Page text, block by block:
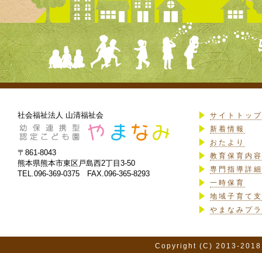
社会福祉法人 山清福祉会
〒861-8043
熊本県熊本市東区戸島西2丁目3-50
TEL.096-369-0375 FAX.096-365-8293
サイトトップ
新着情報
おたより
教育保育内
専門指導詳細
一時保育
地域子育て
やまなみプ
Copyright (C) 2013-